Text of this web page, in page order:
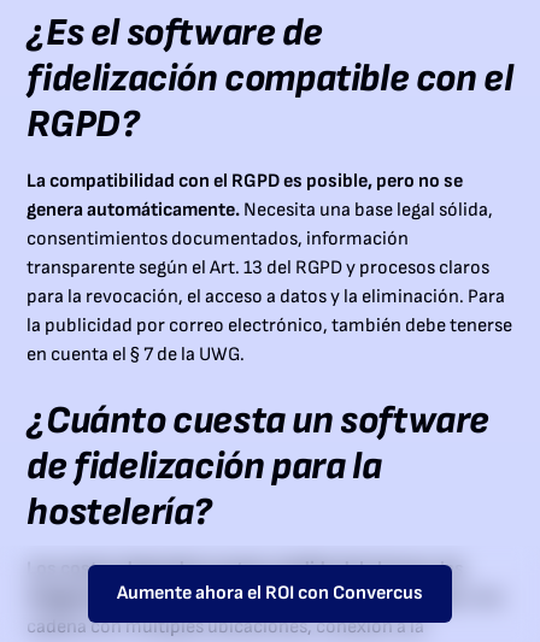
¿Es el software de
fidelización compatible con el
RGPD?
La compatibilidad con el RGPD es posible, pero no se
genera automáticamente. Necesita una base legal sólida,
consentimientos documentados, información
transparente según el Art. 13 del RGPD y procesos claros
para la revocación, el acceso a datos y la eliminación. Para
la publicidad por correo electrónico, también debe tenerse
en cuenta el § 7 de la UWG.
¿Cuánto cuesta un software
de fidelización para la
hostelería?
Los costos dependen en gran medida del alcance, las
integraciones y la profundidad de la implementación.
cadena con múltiples ubicaciones, conexión a la
Aumente ahora el ROI con Convercus